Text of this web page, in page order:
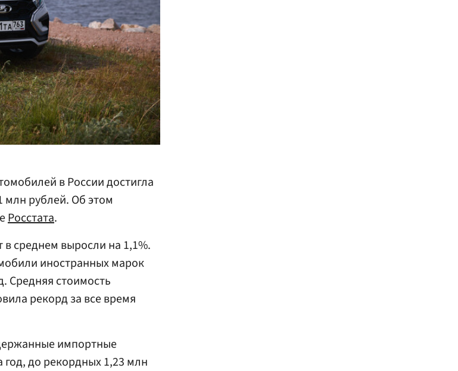
в России достигла
млн рублей. Об этом
Росстата.
среднем выросли на 1,1%.
иностранных марок
Средняя стоимость
рекорд за все время
импортные
до рекордных 1,23 млн